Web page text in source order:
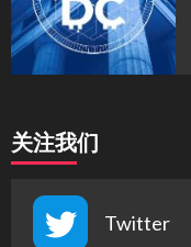
关注我们
Twitter